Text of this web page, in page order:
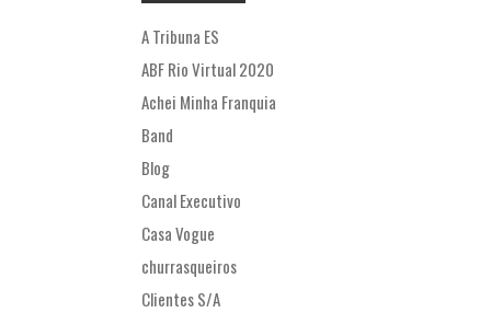
A Tribuna ES
ABF Rio Virtual 2020
Achei Minha Franquia
Band
Blog
Canal Executivo
Casa Vogue
churrasqueiros
Clientes S/A